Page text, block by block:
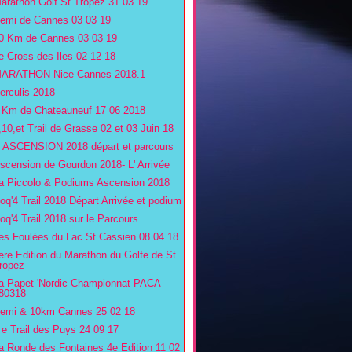
de Cannes 03 03 19
Km de Cannes 03 03 19
Cross des Iles 02 12 18
Nice Cannes 2018.1
2018
de Chateauneuf 17 06 2018
Trail de Grasse 02 et 03 Juin 18
ASCENSION 2018 départ et parcours
de Gourdon 2018- L' Arrivée
Piccolo & Podiums Ascension 2018
Trail 2018 Départ Arrivée et podium
Trail 2018 sur le Parcours
Foulées du Lac St Cassien 08 04 18
Edition du Marathon du Golfe de St
Papet 'Nordic Championnat PACA
& 10km Cannes 25 02 18
e Trail des Puys 24 09 17
Ronde des Fontaines 4e Edition 11 02